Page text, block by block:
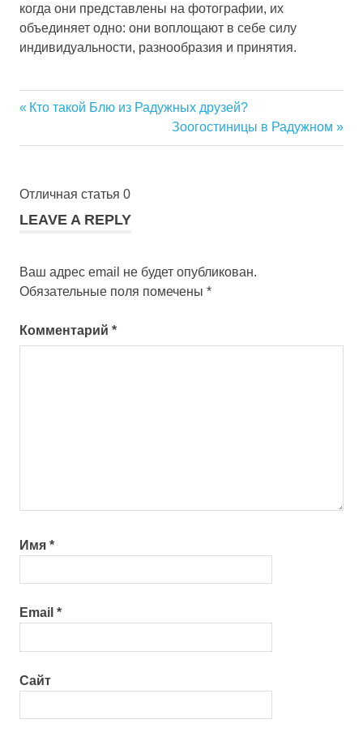
когда они представлены на фотографии, их
объединяет одно: они воплощают в себе силу
индивидуальности, разнообразия и принятия.
записям
Previous
Кто такой Блю из Радужных друзей?
Next
Post:
Зоогостиницы в Радужном
Отличная статья 0
LEAVE A REPLY
Ваш адрес email не будет опубликован.
Обязательные поля помечены *
Комментарий *
Имя *
Email *
Сайт